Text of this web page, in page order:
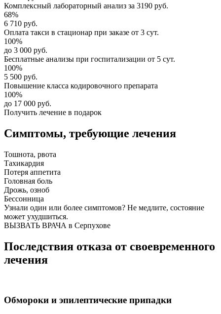
Комплексный лабораторный анализ за 3190 руб.
68%
6 710 руб.
Оплата такси в стационар при заказе от 3 сут.
100%
до 3 000 руб.
Бесплатные анализы при госпитализации от 5 сут.
100%
5 500 руб.
Повышение класса кодировочного препарата
100%
до 17 000 руб.
Получить лечение в подарок
Симптомы, требующие лечения
Тошнота, рвота
Тахикардия
Потеря аппетита
Головная боль
Дрожь, озноб
Бессонница
Узнали один или более симптомов? Не медлите, состояние
может ухудшиться.
ВЫЗВАТЬ ВРАЧА в Серпухове
Последствия отказа от своевременного
лечения
Обмороки и эпилептические припадки